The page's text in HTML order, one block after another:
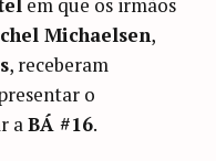
Michaelsen,
, receberam
o
aBÁ #16.